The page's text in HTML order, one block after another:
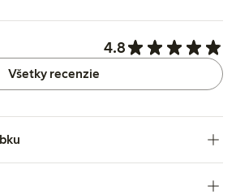
4.8
Všetky recenzie